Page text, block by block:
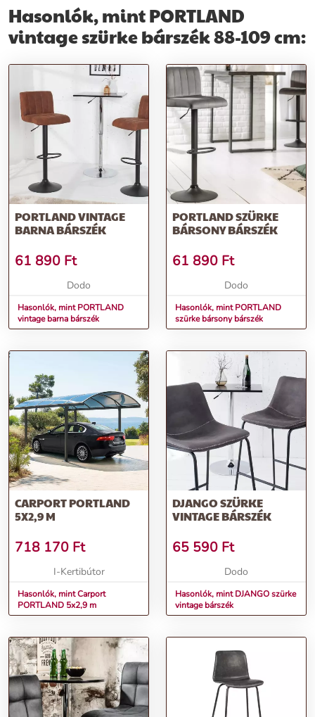
teremt a bártérben.
Praktikus lábtámasz: Ideális magasságban elhelyezkedő lábtámasza
garantálja a kényelmes ülést.
Rendeld meg most, és élvezd az éjszaka simogató kezeit a
PORTLAND bárszékben!
További információk>>
Hasonlók, mint PORTLAND
vintage szürke bárszék 88-109 cm:
PORTLAND VINTAGE
BARNA BÁRSZÉK
61 890 Ft
Dodo
Hasonlók, mint PORTLAND
vintage barna bárszék
PORTLAND SZÜRKE
BÁRSONY BÁRSZÉK
61 890 Ft
Dodo
Hasonlók, mint PORTLAND
szürke bársony bárszék
CARPORT PORTLAND
5X2,9 M
718 170 Ft
I-Kertibútor
Hasonlók, mint Carport
PORTLAND 5x2,9 m
DJANGO SZÜRKE
VINTAGE BÁRSZÉK
65 590 Ft
Dodo
Hasonlók, mint DJANGO szürke
vintage bárszék